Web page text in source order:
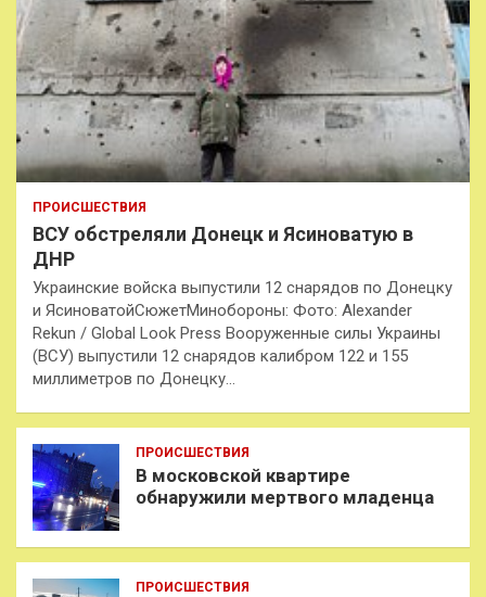
ПРОИСШЕСТВИЯ
ВСУ обстреляли Донецк и Ясиноватую в
ДНР
Украинские войска выпустили 12 снарядов по Донецку
и ЯсиноватойСюжетМинобороны: Фото: Alexander
Rekun / Global Look Press Вооруженные силы Украины
(ВСУ) выпустили 12 снарядов калибром 122 и 155
миллиметров по Донецку…
ПРОИСШЕСТВИЯ
В московской квартире
обнаружили мертвого младенца
ПРОИСШЕСТВИЯ